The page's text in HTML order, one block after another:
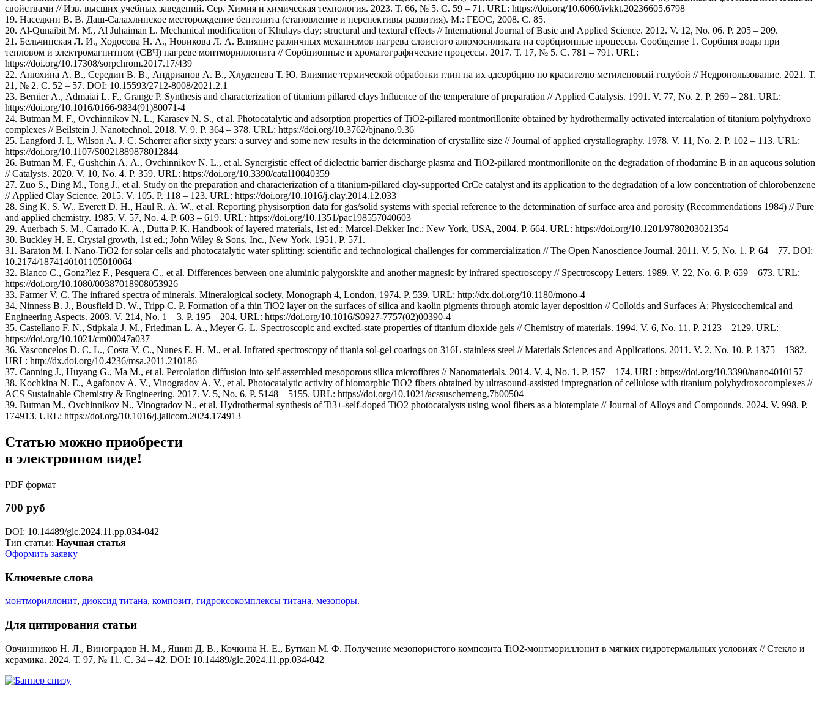
свойствами // Изв. высших учебных заведений. Сер. Химия и химическая технология. 2023. Т. 66, № 5. С. 59 – 71. URL: https://doi.org/10.6060/ivkkt.20236605.6798
19. Наседкин В. В. Даш-Салахлинское месторождение бентонита (становление и перспективы развития). М.: ГЕОС, 2008. С. 85.
20. Al-Qunaibit М. M., Al Juhaiman L. Mechanical modification of Khulays clay; structural and textural effects // International Journal of Basic and Applied Science. 2012. V. 12, No. 06. P. 205 – 209.
21. Бельчинская Л. И., Ходосова Н. А., Новикова Л. А. Влияние различных механизмов нагрева слоистого алюмосиликата на сорбционные процессы. Сообщение 1. Сорбция воды при
тепловом и электромагнитном (СВЧ) нагреве монтмориллонита // Сорбционные и хроматографические процессы. 2017. Т. 17, № 5. С. 781 – 791. URL:
https://doi.org/10.17308/sorpchrom.2017.17/439
22. Анюхина А. В., Середин В. В., Андрианов А. В., Хлуденева Т. Ю. Влияние термической обработки глин на их адсорбцию по красителю метиленовый голубой // Недропользование. 2021. Т.
21, № 2. С. 52 – 57. DOI: 10.15593/2712-8008/2021.2.1
23. Bernier A., Admaiai L. F., Grange P. Synthesis and characterization of titanium pillared clays Influence of the temperature of preparation // Applied Catalysis. 1991. V. 77, No. 2. P. 269 – 281. URL:
https://doi.org/10.1016/0166-9834(91)80071-4
24. Butman M. F., Ovchinnikov N. L., Karasev N. S., et al. Photocatalytic and adsorption properties of TiO2-pillared montmorillonite obtained by hydrothermally activated intercalation of titanium polyhydroxo
complexes // Beilstein J. Nanotechnol. 2018. V. 9. P. 364 – 378. URL: https://doi.org/10.3762/bjnano.9.36
25. Langford J. I., Wilson A. J. C. Scherrer after sixty years: a survey and some new results in the determination of crystallite size // Journal of applied crystallography. 1978. V. 11, No. 2. P. 102 – 113. URL:
https://doi.org/10.1107/S0021889878012844
26. Butman M. F., Gushchin A. A., Ovchinnikov N. L., et al. Synergistic effect of dielectric barrier discharge plasma and TiO2-pillared montmorillonite on the degradation of rhodamine B in an aqueous solution
// Catalysts. 2020. V. 10, No. 4. P. 359. URL: https://doi.org/10.3390/catal10040359
27. Zuo S., Ding M., Tong J., et al. Study on the preparation and characterization of a titanium-pillared clay-supported CrCe catalyst and its application to the degradation of a low concentration of chlorobenzene
// Applied Clay Science. 2015. V. 105. P. 118 – 123. URL: https://doi.org/10.1016/j.clay.2014.12.033
28. Sing K. S. W., Everett D. H., Haul R. A. W., et al. Reporting physisorption data for gas/solid systems with special reference to the determination of surface area and porosity (Recommendations 1984) // Pure
and applied chemistry. 1985. V. 57, No. 4. P. 603 – 619. URL: https://doi.org/10.1351/pac198557040603
29. Auerbach S. M., Carrado K. A., Dutta P. K. Handbook of layered materials, 1st ed.; Marcel-Dekker Inc.: New York, USA, 2004. P. 664. URL: https://doi.org/10.1201/9780203021354
30. Buckley H. E. Crystal growth, 1st ed.; John Wiley & Sons, Inc., New York, 1951. P. 571.
31. Baraton M. I. Nano-TiO2 for solar cells and photocatalytic water splitting: scientific and technological challenges for commercialization // The Open Nanoscience Journal. 2011. V. 5, No. 1. P. 64 – 77. DOI:
10.2174/1874140101105010064
32. Blanco C., Gonz?lez F., Pesquera C., et al. Differences between one aluminic palygorskite and another magnesic by infrared spectroscopy // Spectroscopy Letters. 1989. V. 22, No. 6. P. 659 – 673. URL:
https://doi.org/10.1080/00387018908053926
33. Farmer V. C. The infrared spectra of minerals. Mineralogical society, Monograph 4, London, 1974. P. 539. URL: http://dx.doi.org/10.1180/mono-4
34. Ninness B. J., Bousfield D. W., Tripp C. P. Formation of a thin TiO2 layer on the surfaces of silica and kaolin pigments through atomic layer deposition // Colloids and Surfaces A: Physicochemical and
Engineering Aspects. 2003. V. 214, No. 1 – 3. P. 195 – 204. URL: https://doi.org/10.1016/S0927-7757(02)00390-4
35. Castellano F. N., Stipkala J. M., Friedman L. A., Meyer G. L. Spectroscopic and excited-state properties of titanium dioxide gels // Chemistry of materials. 1994. V. 6, No. 11. P. 2123 – 2129. URL:
https://doi.org/10.1021/cm00047a037
36. Vasconcelos D. C. L., Costa V. C., Nunes E. H. M., et al. Infrared spectroscopy of titania sol-gel coatings on 316L stainless steel // Materials Sciences and Applications. 2011. V. 2, No. 10. P. 1375 – 1382.
URL: http://dx.doi.org/10.4236/msa.2011.210186
37. Canning J., Huyang G., Ma M., et al. Percolation diffusion into self-assembled mesoporous silica microfibres // Nanomaterials. 2014. V. 4, No. 1. P. 157 – 174. URL: https://doi.org/10.3390/nano4010157
38. Kochkina N. E., Agafonov A. V., Vinogradov A. V., et al. Photocatalytic activity of biomorphic TiO2 fibers obtained by ultrasound-assisted impregnation of cellulose with titanium polyhydroxocomplexes //
ACS Sustainable Chemistry & Engineering. 2017. V. 5, No. 6. P. 5148 – 5155. URL: https://doi.org/10.1021/acssuschemeng.7b00504
39. Butman M., Ovchinnikov N., Vinogradov N., et al. Hydrothermal synthesis of Ti3+-self-doped TiO2 photocatalysts using wool fibers as a biotemplate // Journal of Alloys and Compounds. 2024. V. 998. P.
174913. URL: https://doi.org/10.1016/j.jallcom.2024.174913
Статью можно приобрести
в электронном виде!
PDF формат
700 руб
DOI: 10.14489/glc.2024.11.pp.034-042
Тип статьи: Научная статья
Оформить заявку
Ключевые слова
монтмориллонит, диоксид титана, композит, гидроксокомплексы титана, мезопоры.
Для цитирования статьи
Овчинников Н. Л., Виноградов Н. М., Яшин Д. В., Кочкина Н. Е., Бутман М. Ф. Получение мезопористого композита TiO2-монтмориллонит в мягких гидротермальных условиях // Стекло и
керамика. 2024. Т. 97, № 11. С. 34 – 42. DOI: 10.14489/glc.2024.11.pp.034-042